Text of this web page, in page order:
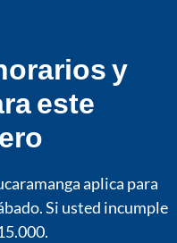
y
este
aplica para
Si usted incumple